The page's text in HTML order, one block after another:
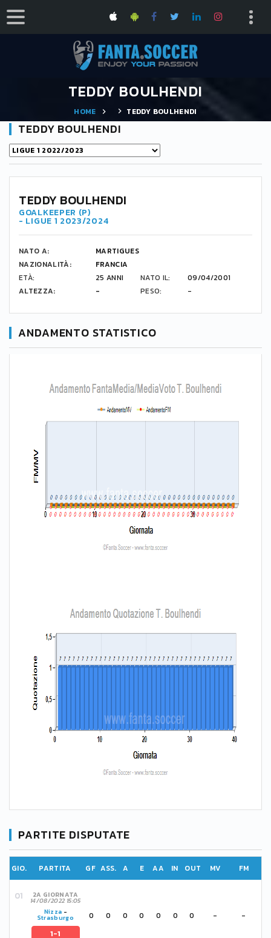
TEDDY BOULHENDI
HOME TEDDY BOULHENDI
TEDDY BOULHENDI
-
TEDDY BOULHENDI
GOALKEEPER (P)
- LIGUE 1 2023/2024
NATO A:
MARTIGUES
NAZIONALITÀ:
FRANCIA
ETÀ:
25 ANNI NATO IL:
09/04/2001
ALTEZZA:
- PESO: -
ANDAMENTO STATISTICO
PARTITE DISPUTATE
GIO. PARTITA GF ASS. A E AA IN OUT MV FM
2A GIORNATA
14/08/2022 15:05
Nizza -
Strasburgo
1-1
0 0 0 0 0 0 0 - -